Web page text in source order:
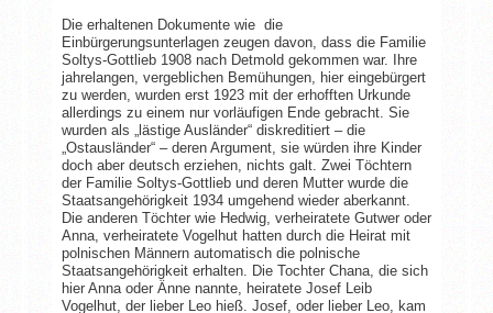
Die erhaltenen Dokumente wie die
Einbürgerungsunterlagen zeugen davon, dass die Familie
Soltys-Gottlieb 1908 nach Detmold gekommen war. Ihre
jahrelangen, vergeblichen Bemühungen, hier eingebürgert
zu werden, wurden erst 1923 mit der erhofften Urkunde
allerdings zu einem nur vorläufigen Ende gebracht. Sie
wurden als „lästige Ausländer“ diskreditiert – die
„Ostausländer“ – deren Argument, sie würden ihre Kinder
doch aber deutsch erziehen, nichts galt. Zwei Töchtern
der Familie Soltys-Gottlieb und deren Mutter wurde die
Staatsangehörigkeit 1934 umgehend wieder aberkannt.
Die anderen Töchter wie Hedwig, verheiratete Gutwer oder
Anna, verheiratete Vogelhut hatten durch die Heirat mit
polnischen Männern automatisch die polnische
Staatsangehörigkeit erhalten. Die Tochter Chana, die sich
hier Anna oder Änne nannte, heiratete Josef Leib
Vogelhut, der lieber Leo hieß. Josef, oder lieber Leo, kam